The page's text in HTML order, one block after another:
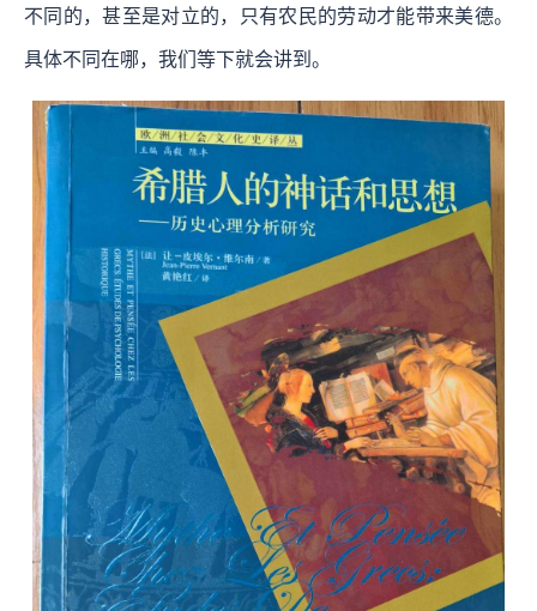
不同的，甚至是对立的，只有农民的劳动才能带来美德。
具体不同在哪，我们等下就会讲到。